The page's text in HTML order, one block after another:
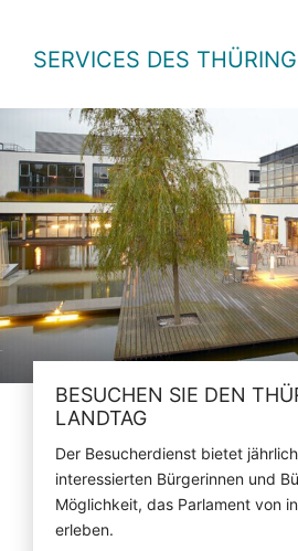
SERVICES DES
BESUCHEN SIE DEN
LANDTAG
Der Besucherdienst bietet
interessierten Bürgerinnen und
Möglichkeit, das Parlament von
erleben.